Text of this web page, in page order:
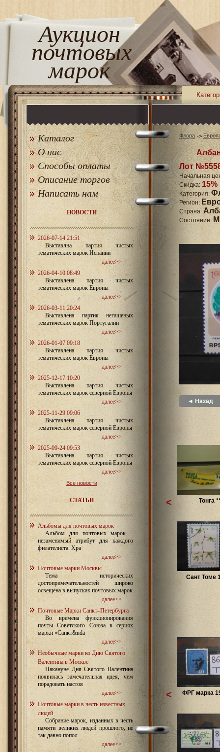
Аукцион
почтовых
марок
Каталог
О нас
Способы оплаты
Описание торгов
Написать нам
НОВОСТИ
2026-07-14 21:51
Выставлна партия чистых
тематических марок Испании
далее>>
2026-04-10 08:49
Выставлена партия чистых
тематических марок Европы
далее>>
2026-03-11 20:24
Выставлена партия негашеных
тематических марок Португалии
далее>>
2026-01-07 09:18
Выставлена партия чистых
тематических марок Европы
далее>>
2025-12-17 10:20
Выставлена партия чистых
тематических марок северной Европы
далее>>
2025-11-29 09:06
Выставлена партия чистых
тематических марок северной Европы
далее>>
2025-09-24 09:53
Выставлена партия чистых
тематических марок северной Европы
далее>>
Все новости
СТАТЬИ
Альбомы для почтовых марок
Альбом для почтовых марок –
незаменимый атрибут для каждого
филателиста. Хра
далее>>
Почтовые марки Москвы
Тема исторических
достопримечательностей широко
освещена в выпусках почтовых марок
далее>>
Почтовые Марки Санкт–Петербурга
Во времена функционирования
почты Советского Союза в сериях
марки «Санкт&nda
далее>>
Необычные марки ко Дню Святого
Валентина в Москве
Накануне Дня Святого Валентина
появилась замечательная идея, чем
порадовать настоя
далее>>
Почтовые марки в честь известных
людей
Собрание марок, изданных в честь
памяти великих людей прошлого, не
так давно попол
далее>>
Флора
Лот
Начальная
Скидка: 15%
Категория:
Регион:
Страна:
Состояние:
◄ Назад
Тонга
Сант Томе
<
ФРГ марка
<